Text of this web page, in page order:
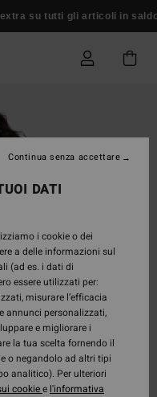
su tutti gli articoli in
DATI
i cookie o dei
a delle informazioni sul
(ad es. i dati di
essere utilizzati per:
misurare l’efficacia
annunci personalizzati,
e migliorare i
la tua scelta fornendo il
o negandolo ad altri tipi
analitico). Per ulteriori
cookiee l'informativa
Continua senza accettare